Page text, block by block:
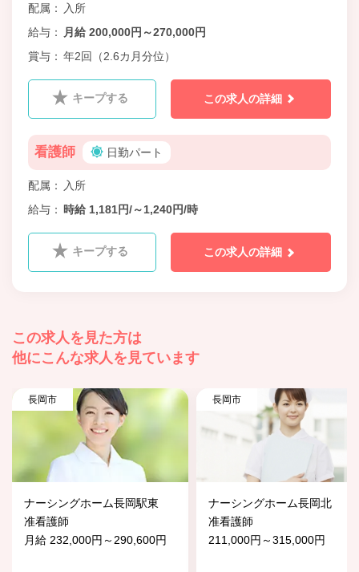
配属
入所
給与
月給 200,000円～270,000円
賞与
年2回（2.6カ月分位）
キープする この求人の詳細
看護師 日勤パート
配属
入所
給与
時給 1,181円/～1,240円/時
キープする この求人の詳細
この求人を見た方は
他にこんな求人を見ています
長岡市
ナーシングホーム長岡駅東
准看護師
月給 232,000円～290,600円
長岡市
ナーシングホーム長岡北
准看護師
211,000円～315,000円